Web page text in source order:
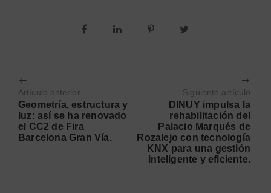
Artículo anterior
Geometría, estructura y
luz: así se ha renovado
el CC2 de Fira
Barcelona Gran Vía.
Siguiente artículo
DINUY impulsa la
rehabilitación del
Palacio Marqués de
Rozalejo con tecnología
KNX para una gestión
inteligente y eficiente.